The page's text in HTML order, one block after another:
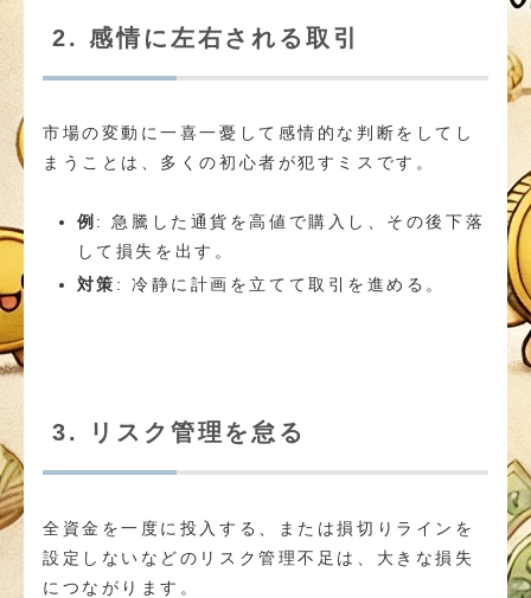
2. 感情に左右される取引
市場の変動に一喜一憂して感情的な判断をしてし
まうことは、多くの初心者が犯すミスです。
例 : 急騰した通貨を高値で購入し、その後下落
して損失を出す。
対策 : 冷静に計画を立てて取引を進める。
3. リスク管理を怠る
全資金を一度に投入する、または損切りラインを
設定しないなどのリスク管理不足は、大きな損失
につながります。